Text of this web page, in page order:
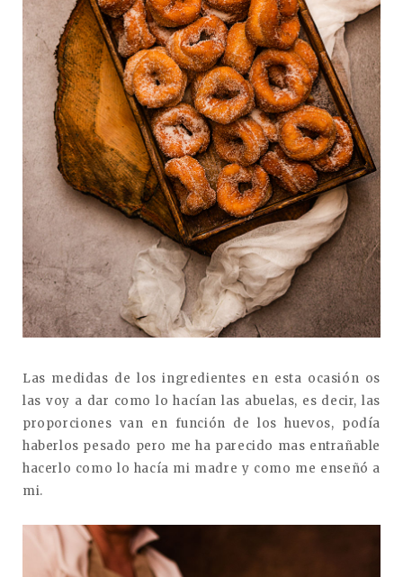
Las medidas de los ingredientes en esta ocasión os
las voy a dar como lo hacían las abuelas, es decir, las
proporciones van en función de los huevos, podía
haberlos pesado pero me ha parecido mas entrañable
hacerlo como lo hacía mi madre y como me enseñó a
mi.